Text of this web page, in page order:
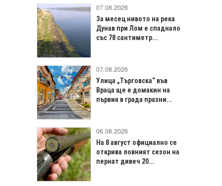
07.08.2026
За месец нивото на река
Дунав при Лом е спаднало
със 78 сантиметр...
07.08.2026
Улица „Търговска“ във
Враца щe е домакин на
първия в града празни...
06.08.2026
На 8 август официално се
открива ловният сезон на
пернат дивеч 20...